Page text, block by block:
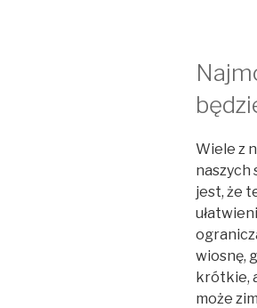
Wiele z
naszych
jest, że
wiosnę,
krótkie,
może